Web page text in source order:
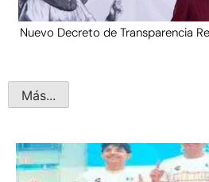
Nuevo Decreto de Transparencia
Más...